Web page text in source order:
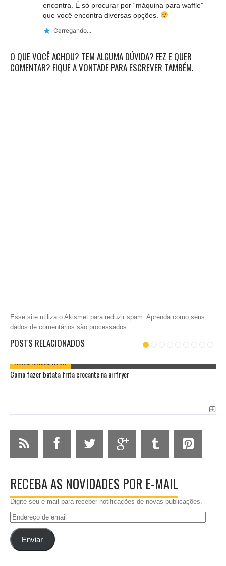
encontra. É só procurar por “máquina para waffle”
que você encontra diversas opções.
Carregando...
O QUE VOCÊ ACHOU? TEM ALGUMA DÚVIDA? FEZ E QUER
COMENTAR? FIQUE A VONTADE PARA ESCREVER TAMBÉM.
Esse site utiliza o Akismet para reduzir spam. Aprenda como seus
dados de comentários são processados
POSTS RELACIONADOS
ACOMPANHAMENTOS
Como fazer batata frita crocante na airfryer
RECEBA AS NOVIDADES POR E-MAIL
Digite seu e-mail para receber notificações de novas publicações.
Endereço
emailEnviar